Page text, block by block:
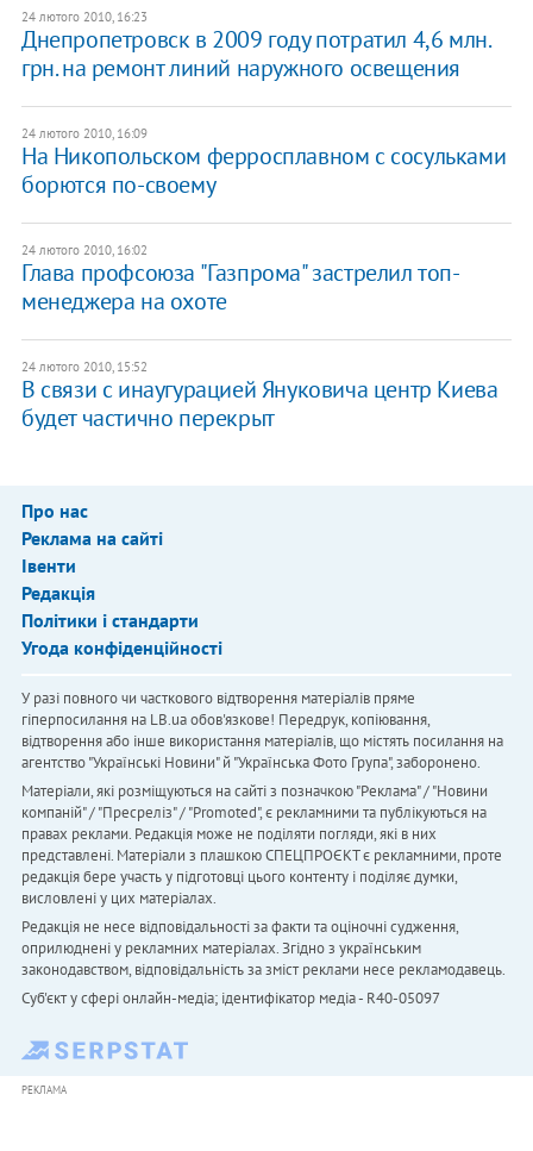
24 лютого 2010, 16:23
Днепропетровск в 2009 году потратил 4,6 млн.
грн. на ремонт линий наружного освещения
24 лютого 2010, 16:09
На Никопольском ферросплавном с сосульками
борются по-своему
24 лютого 2010, 16:02
Глава профсоюза "Газпрома" застрелил топ-
менеджера на охоте
24 лютого 2010, 15:52
В связи с инаугурацией Януковича центр Киева
будет частично перекрыт
Про нас
Реклама на сайті
Івенти
Редакція
Політики і стандарти
Угода конфіденційності
У разі повного чи часткового відтворення матеріалів пряме
гіперпосилання на LB.ua обов'язкове! Передрук, копіювання,
відтворення або інше використання матеріалів, що містять посилання на
агентство "Українськi Новини" й "Українська Фото Група", заборонено.
Матеріали, які розміщуються на сайті з позначкою "Реклама" / "Новини
компаній" / "Пресреліз" / "Promoted", є рекламними та публікуються на
правах реклами. Редакція може не поділяти погляди, які в них
представлені. Матеріали з плашкою СПЕЦПРОЄКТ є рекламними, проте
редакція бере участь у підготовці цього контенту і поділяє думки,
висловлені у цих матеріалах.
Редакція не несе відповідальності за факти та оціночні судження,
оприлюднені у рекламних матеріалах. Згідно з українським
законодавством, відповідальність за зміст реклами несе рекламодавець.
Cуб'єкт у сфері онлайн-медіа; ідентифікатор медіа - R40-05097
РЕКЛАМА